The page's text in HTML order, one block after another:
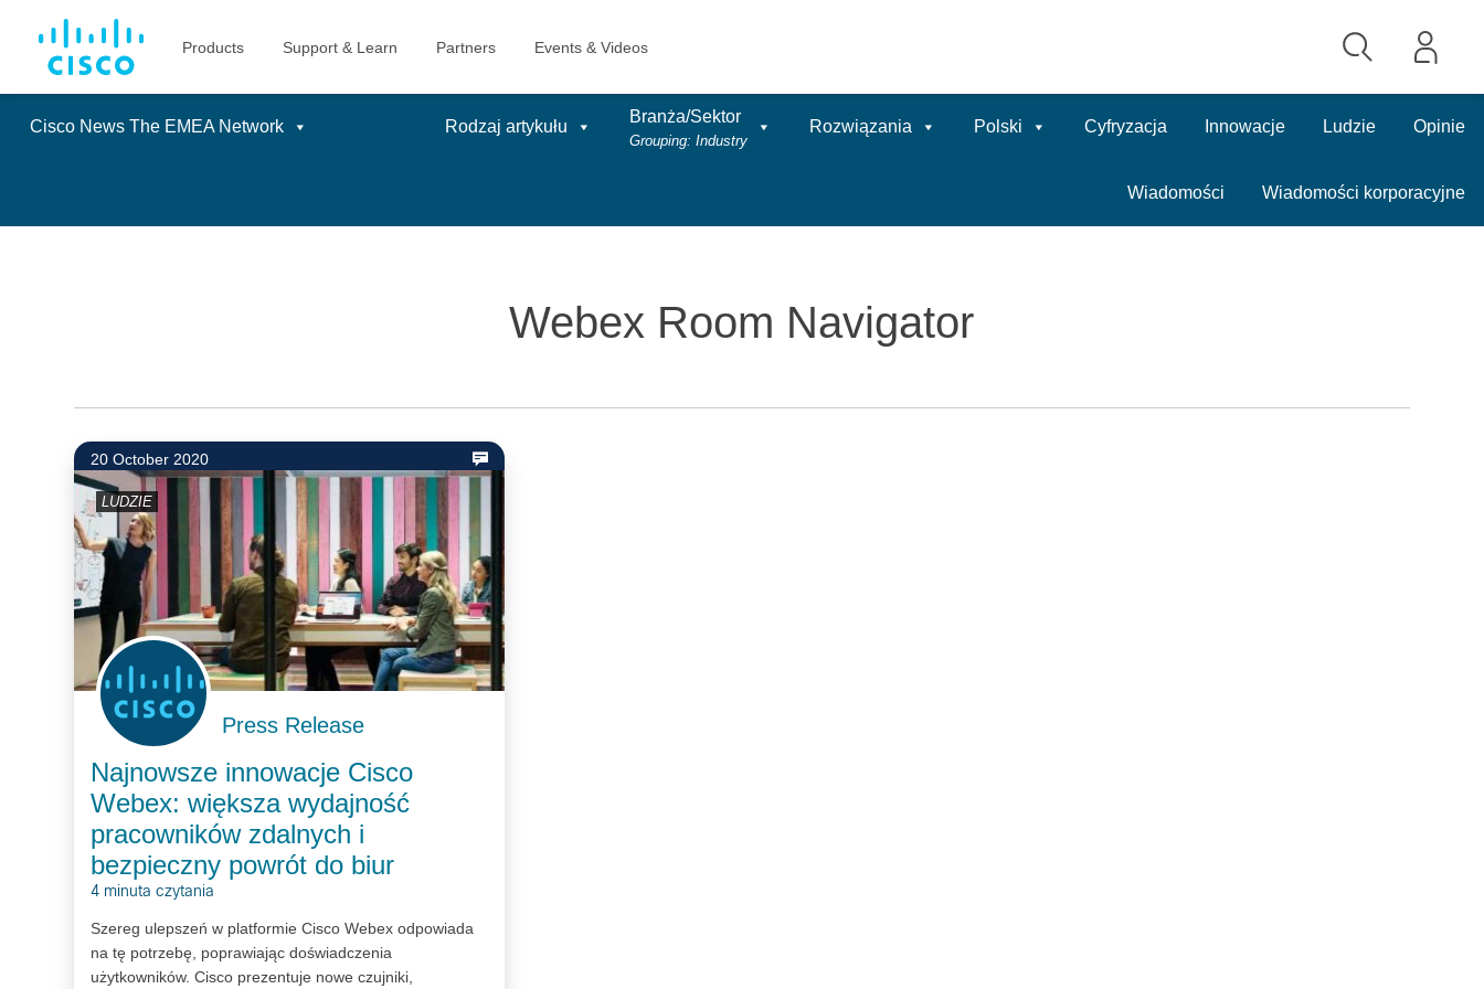
Cisco News The EMEA Network Rodzaj artykułu
Branża/Sektor
Grouping: Industry
Rozwiązania Polski Cyfryzacja Innowacje Ludzie Opinie
Wiadomości Wiadomości korporacyjne
Webex Room Navigator
20 October 2020
LUDZIE
Press Release
Najnowsze innowacje Cisco
Webex: większa wydajność
pracowników zdalnych i
bezpieczny powrót do biur
4 minuta czytania
Szereg ulepszeń w platformie Cisco Webex odpowiada
na tę potrzebę, poprawiając doświadczenia
użytkowników. Cisco prezentuje nowe czujniki,